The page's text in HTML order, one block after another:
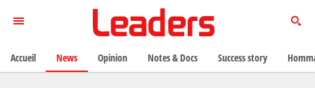
Accueil News Opinion Notes & Docs Success story